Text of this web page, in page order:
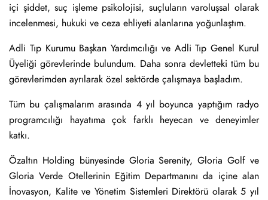
içi şiddet, suç işleme psikolojisi, suçluların varoluşsal olarak
incelenmesi, hukuki ve ceza ehliyeti alanlarına yoğunlaştım.
Adli Tıp Kurumu Başkan Yardımcılığı ve Adli Tıp Genel Kurul
Üyeliği görevlerinde bulundum. Daha sonra devletteki tüm bu
görevlerimden ayrılarak özel sektörde çalışmaya başladım.
Tüm bu çalışmalarım arasında 4 yıl boyunca yaptığım radyo
programcılığı hayatıma çok farklı heyecan ve deneyimler
katkı.
Özaltın Holding bünyesinde Gloria Serenity, Gloria Golf ve
Gloria Verde Otellerinin Eğitim Departmanını da içine alan
İnovasyon, Kalite ve Yönetim Sistemleri Direktörü olarak 5 yıl